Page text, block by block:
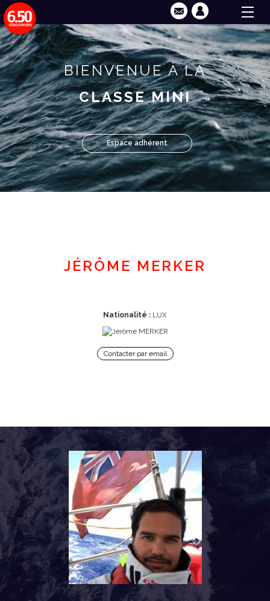
BIENVENUE À LA
CLASSE MINI
Espace adhérent
JÉRÔME MERKER
Nationalité : LUX
Contacter par email